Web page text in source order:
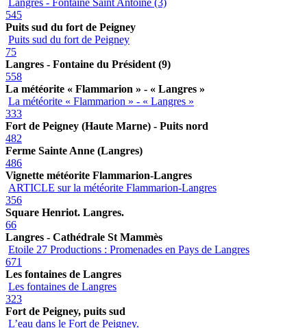
545
Puits sud du fort de Peigney
Puits sud du fort de Peigney
75
Langres - Fontaine du Président (9)
558
La météorite « Flammarion » - « Langres »
La météorite « Flammarion » - « Langres »
333
Fort de Peigney (Haute Marne) - Puits nord
482
Ferme Sainte Anne (Langres)
486
Vignette météorite Flammarion-Langres
ARTICLE sur la météorite Flammarion-Langres
356
Square Henriot. Langres.
66
Langres - Cathédrale St Mammès
Etoile 27 Productions : Promenades en Pays de Langres
671
Les fontaines de Langres
Les fontaines de Langres
323
Fort de Peigney, puits sud
L’eau dans le Fort de Peigney.